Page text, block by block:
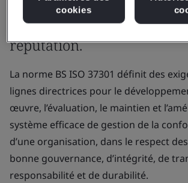
d’amendes et d’atteinte à la
réputation.
La norme BS ISO 37301 définit des
lignes directrices pour le
œuvre, l’évaluation, le maintien et
système efficace de gestion de la
d’une organisation, dans le respect
bonne gouvernance, d’intégrité, de
responsabilité et de durabilité.
cookies